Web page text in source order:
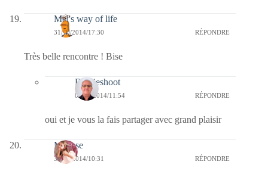
Mel's way of life
31/10/2014/17:30 RÉPONDRE
Très belle rencontre ! Bise
Bernieshoot
01/11/2014/11:54 RÉPONDRE
oui et je vous la fais partager avec grand plaisir
Mousse
31/10/2014/10:31 RÉPONDRE